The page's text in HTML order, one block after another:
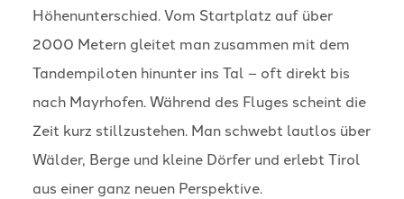
Höhenunterschied. Vom Startplatz auf über
2000 Metern gleitet man zusammen mit dem
Tandempiloten hinunter ins Tal – oft direkt bis
nach Mayrhofen. Während des Fluges scheint die
Zeit kurz stillzustehen. Man schwebt lautlos über
Wälder, Berge und kleine Dörfer und erlebt Tirol
aus einer ganz neuen Perspektive.